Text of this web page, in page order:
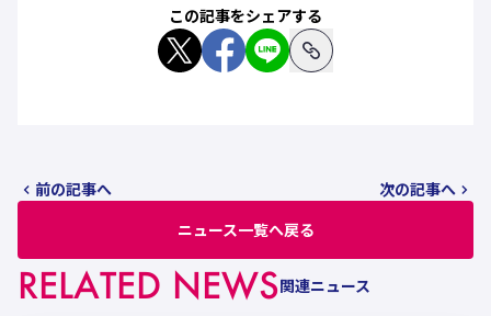
この記事をシェアする
前の記事へ
ニュース一覧へ戻る
次の記事へ
RELATED NEWS関連ニュース